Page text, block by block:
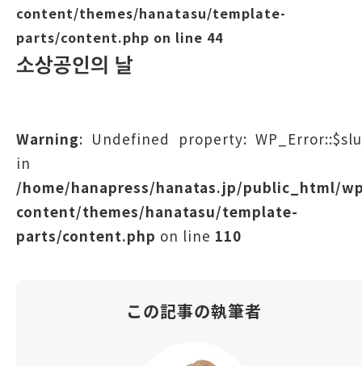
content/themes/hanatasu/template-
parts/content.php on line 44
소상공인의 날
Warning: Undefined property:
in
/home/hanapress/hanatas.jp/public_html/
content/themes/hanatasu/template-
parts/content.php on line 110
この記事の執筆者